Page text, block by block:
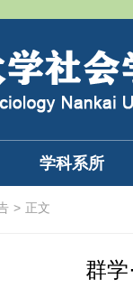
学科系所
> 正文
群